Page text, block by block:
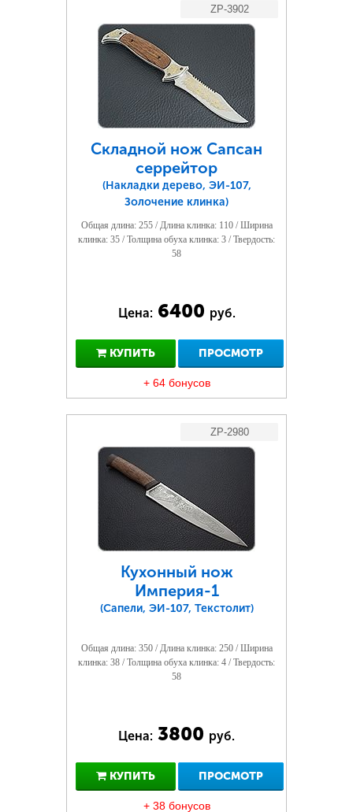
ZP-3902
Складной нож Сапсан
серрейтор
(Накладки дерево, ЭИ-107,
Золочение клинка)
Общая длина: 255 / Длина клинка: 110 / Ширина
клинка: 35 / Толщина обуха клинка: 3 / Твердость:
58
Цена: 6400 руб.
КУПИТЬ ПРОСМОТР
+ 64 бонусов
ZP-2980
Кухонный нож
Империя-1
(Сапели, ЭИ-107, Текстолит)
Общая длина: 350 / Длина клинка: 250 / Ширина
клинка: 38 / Толщина обуха клинка: 4 / Твердость:
58
Цена: 3800 руб.
КУПИТЬ ПРОСМОТР
+ 38 бонусов